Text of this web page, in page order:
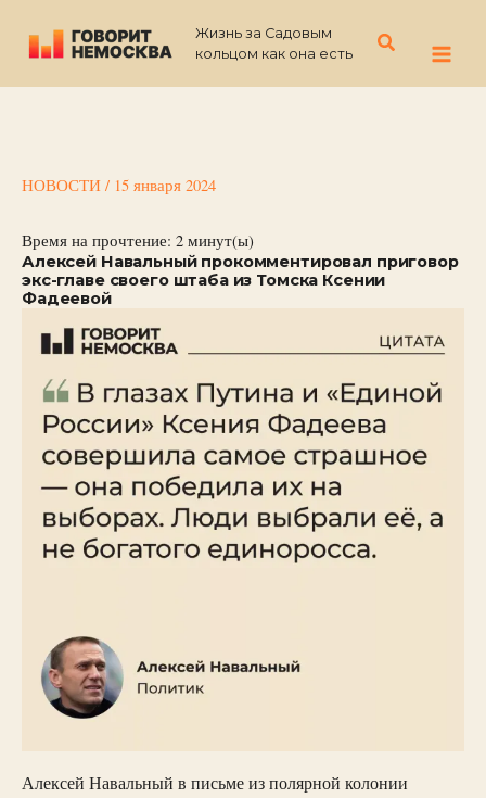
содержимому
Жизнь за Садовым
кольцом как она есть
Поиск
НОВОСТИ / 15 января 2024
Время на прочтение: 2 минут(ы)
Алексей Навальный прокомментировал приговор
экс-главе своего штаба из Томска Ксении
Фадеевой
Алексей Навальный в письме из полярной колонии